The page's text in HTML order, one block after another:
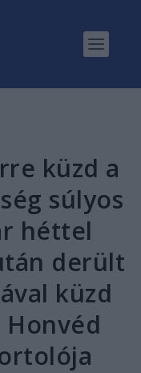
küzd a
súlyos
héttel
derült
küzd
Honvéd